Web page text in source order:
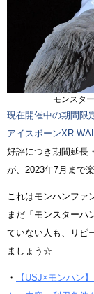
モンスタ
現在開催中の期間限
アイスボーンXR
好評につき期間延長
が、2023年7月まで
これはモンハンファ
まだ「モンスターハ
ていない人も、リピ
ましょう☆
・
【USJ×モンハン